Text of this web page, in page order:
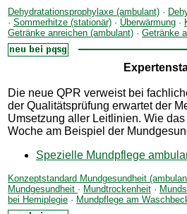
Dehydratationsprophylaxe (ambulant) ·
· Sommerhitze (stationär) · Überwärmung ·
Getränke anreichen (ambulant) · Getränke
Die neue QPR verweist bei
der Qualitätsprüfung erwartet der
Umsetzung aller Leitlinien. Wie
Woche am Beispiel der
Spezielle Mundpflege
Konzeptstandard Mundgesundheit
Mundgesundheit · Mundtrockenheit ·
bei Hemiplegie · Mundpflege am